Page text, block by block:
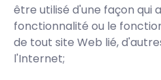
être utilisé d'une façon qui
fonctionnalité ou le
de tout site Web lié,
l'Internet;